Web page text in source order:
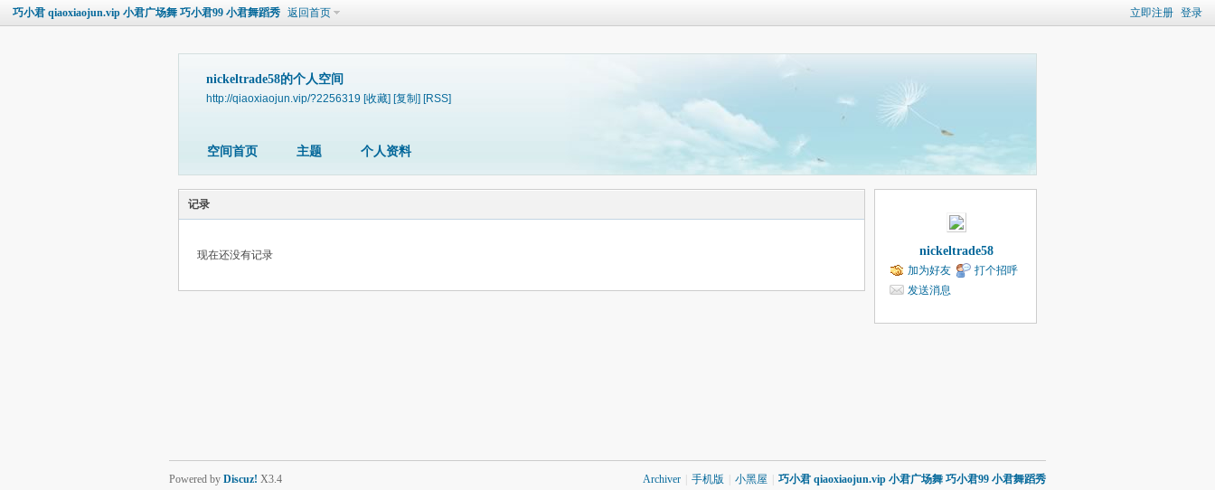
立即注册 登录
巧小君 qiaoxiaojun.vip 小君广场舞 巧小君99 小君舞蹈秀 返回首页
nickeltrade58的个人空间
http://qiaoxiaojun.vip/?2256319 [收藏] [复制] [RSS]
空间首页 主题 个人资料
记录
现在还没有记录 nickeltrade58
加为好友
打个招呼
发送消息
Archiver 手机版 小黑屋 巧小君 qiaoxiaojun.vip 小君广场舞 巧小君99 小君舞蹈秀
Powered by Discuz! X3.4